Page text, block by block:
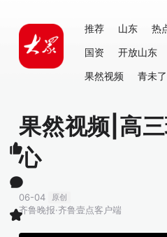
推荐 山东 热
国资
开放山东
果然视频
青未了
果然视频|高
心
06-04 原创
齐鲁晚报·齐鲁壹点客户端